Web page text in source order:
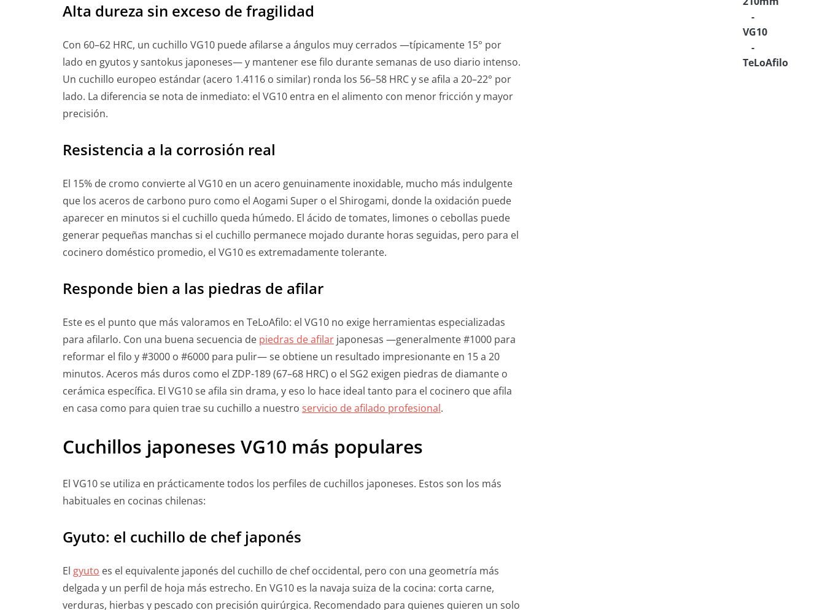
Alta dureza sin exceso de fragilidad
Con 60–62 HRC, un cuchillo VG10 puede afilarse a ángulos muy cerrados —típicamente 15° por
lado en gyutos y santokus japoneses— y mantener ese filo durante semanas de uso diario intenso.
Un cuchillo europeo estándar (acero 1.4116 o similar) ronda los 56–58 HRC y se afila a 20–22° por
lado. La diferencia se nota de inmediato: el VG10 entra en el alimento con menor fricción y mayor
precisión.
Resistencia a la corrosión real
El 15% de cromo convierte al VG10 en un acero genuinamente inoxidable, mucho más indulgente
que los aceros de carbono puro como el Aogami Super o el Shirogami, donde la oxidación puede
aparecer en minutos si el cuchillo queda húmedo. El ácido de tomates, limones o cebollas puede
generar pequeñas manchas si el cuchillo permanece mojado durante horas seguidas, pero para el
cocinero doméstico promedio, el VG10 es extremadamente tolerante.
Responde bien a las piedras de afilar
Este es el punto que más valoramos en TeLoAfilo: el VG10 no exige herramientas especializadas
para afilarlo. Con una buena secuencia de piedras de afilar japonesas —generalmente #1000 para
reformar el filo y #3000 o #6000 para pulir— se obtiene un resultado impresionante en 15 a 20
minutos. Aceros más duros como el ZDP-189 (67–68 HRC) o el SG2 exigen piedras de diamante o
cerámica específica. El VG10 se afila sin drama, y eso lo hace ideal tanto para el cocinero que afila
en casa como para quien trae su cuchillo a nuestro servicio de afilado profesional.
Cuchillos japoneses VG10 más populares
El VG10 se utiliza en prácticamente todos los perfiles de cuchillos japoneses. Estos son los más
habituales en cocinas chilenas:
Gyuto: el cuchillo de chef japonés
El gyuto es el equivalente japonés del cuchillo de chef occidental, pero con una geometría más
delgada y un perfil de hoja más estrecho. En VG10 es la navaja suiza de la cocina: corta carne,
verduras, hierbas y pescado con precisión quirúrgica. Recomendado para quienes quieren un solo